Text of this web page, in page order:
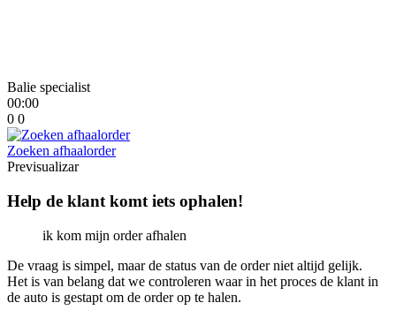
Balie specialist
00:00
0 0
Zoeken afhaalorder
Previsualizar
Help de klant komt iets ophalen!
ik kom mijn order afhalen
De vraag is simpel, maar de status van de order niet altijd gelijk.
Het is van belang dat we controleren waar in het proces de klant in
de auto is gestapt om de order op te halen.